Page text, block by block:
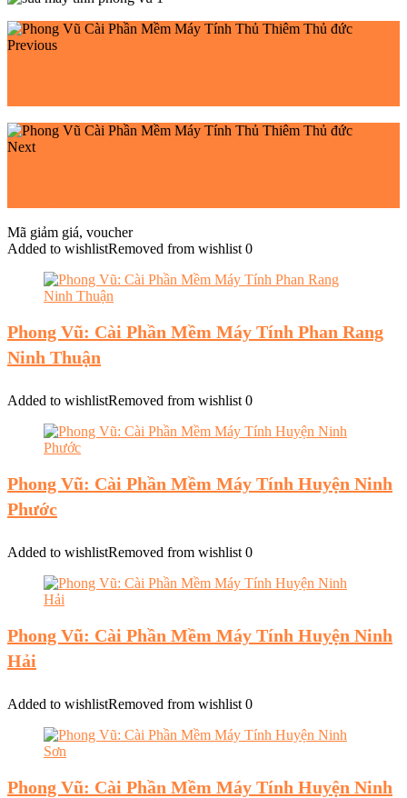
Previous
Next
Mã giảm giá, voucher
Added to wishlistRemoved from wishlist 0
Phong Vũ: Cài Phần Mềm Máy Tính Phan Rang
Ninh Thuận
Added to wishlistRemoved from wishlist 0
Phong Vũ: Cài Phần Mềm Máy Tính Huyện Ninh
Phước
Added to wishlistRemoved from wishlist 0
Phong Vũ: Cài Phần Mềm Máy Tính Huyện Ninh
Hải
Added to wishlistRemoved from wishlist 0
Phong Vũ: Cài Phần Mềm Máy Tính Huyện Ninh